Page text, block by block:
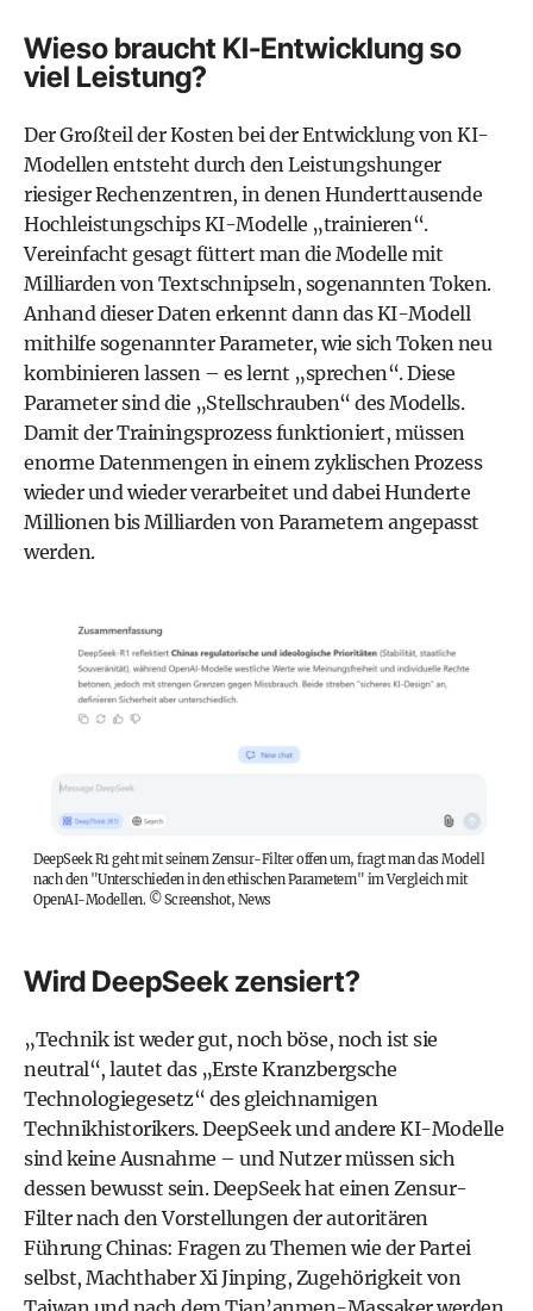
Wieso braucht KI-Entwicklung so
viel Leistung?
Der Großteil der Kosten bei der Entwicklung von KI-
Modellen entsteht durch den Leistungshunger
riesiger Rechenzentren, in denen Hunderttausende
Hochleistungschips KI-Modelle „trainieren“.
Vereinfacht gesagt füttert man die Modelle mit
Milliarden von Textschnipseln, sogenannten Token.
Anhand dieser Daten erkennt dann das KI-Modell
mithilfe sogenannter Parameter, wie sich Token neu
kombinieren lassen – es lernt „sprechen“. Diese
Parameter sind die „Stellschrauben“ des Modells.
Damit der Trainingsprozess funktioniert, müssen
enorme Datenmengen in einem zyklischen Prozess
wieder und wieder verarbeitet und dabei Hunderte
Millionen bis Milliarden von Parametern angepasst
werden.
DeepSeek R1 geht mit seinem Zensur-Filter offen um, fragt man das Modell
nach den "Unterschieden in den ethischen Parametern" im Vergleich mit
OpenAI-Modellen. ©Screenshot, News
Wird DeepSeek zensiert?
„Technik ist weder gut, noch böse, noch ist sie
neutral“, lautet das „Erste Kranzbergsche
Technologiegesetz“ des gleichnamigen
Technikhistorikers. DeepSeek und andere KI-Modelle
sind keine Ausnahme – und Nutzer müssen sich
dessen bewusst sein. DeepSeek hat einen Zensur-
Filternach den Vorstellungen der autoritären
Führung Chinas: Fragen zu Themen wie der Partei
selbst, Machthaber Xi Jinping, Zugehörigkeit von